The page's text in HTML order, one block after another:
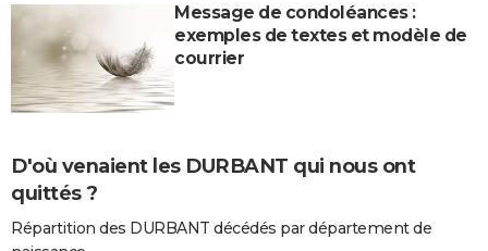
Message de condoléances :
exemples de textes et modèle de
courrier
D'où venaient les DURBANT qui nous ont
quittés ?
Répartition des DURBANT décédés par département de